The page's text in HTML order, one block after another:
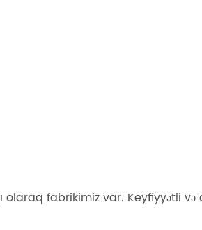
fabrikimiz var. Keyfiyyətli